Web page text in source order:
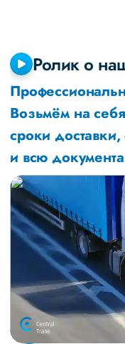
Ролик о
Возьмём на себя
сроки
и всю